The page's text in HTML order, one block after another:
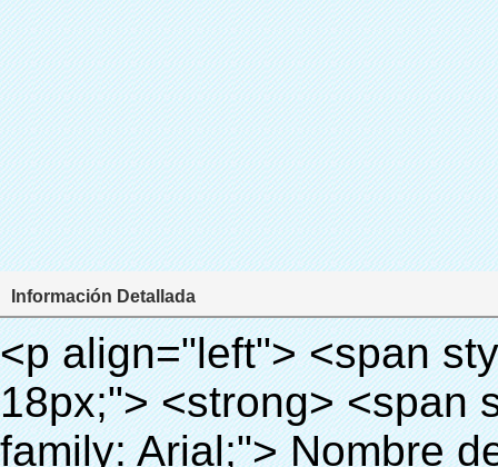
Información Detallada
<p align="left"> <span style="line-height: 27px; font-size: 18px;"> <strong> <span style="line-height: 27px; font-family: Arial;"> Nombre del producto: automático máquina de la cubierta </span> </strong> </span> </p> <p align="left"> <span style="line-height: 27px; font-size: 18px;"> <strong> </strong> <strong> </strong> <strong> </strong> <strong> </strong> <strong> </strong> <strong> </strong> <strong> </strong> <strong> </strong> <strong> <span style="line-height: 27px; font-family: Arial;"> Modelo no.: XT-46C </span> </strong> </span> </p> <p align="left">&nbsp;</p> <div id="ali-anchor-AliPostDhMb-hg729" style="padding-top: 8px;" data-section="AliPostDhMb-hg729" data-section-title="Product Uses"> <div id="ali-title-AliPostDhMb-hg729" style="padding: 8px 0px; border-bottom-style: solid;"> <span style="background-color: #ddd; color: #333; font-weight: bold; padding: 8px 10px; line-height: 12px;"> Producto utiliza </span> </div> <div style="padding: 10px 0px;"> <p>&nbsp;<img src="http://i03.i.aliimg.com/simg/single/icon/placeholder_100x100.png" data-src="http://g01.s.alicdn.com/kf/HTB1v.cvIXXXXXaaXpXXq6xXFXXXJ/200852200/HTB1v.cvIXXXXXaaXpXXq6xXFXXXJ.jpg" data-alt="Automático de la cubierta del zapato de la máquina" width="700" ori-width="800" ori-height="970" /> <noscript><img src="http://g01.s.alicdn.com/kf/HTB1v.cvIXXXXXaaXpXXq6xXFXXXJ/200852200/HTB1v.cvIXXXXXaaXpXXq6xXFXXXJ.jpg" alt="Automático de la cubierta del zapato de la máquina" width="700" ori-width="800" ori-height="970"></noscript> <img src="http://i03.i.aliimg.com/simg/single/icon/placeholder_100x100.png" data-src="http://g04.s.alicdn.com/kf/HTB1AmpcHVXXXXXqXXXXq6xXFXXX3/200852200/HTB1AmpcHVXXXXXqXXXXq6xXFXXX3.jpg" data-alt="Automático de la cubierta del zapato de la máquina" width="700" ori-width="590" ori-height="588" /> <noscript><img src="http://g04.s.alicdn.com/kf/HTB1AmpcHVXXXXXqXXXXq6xXFXXX3/200852200/HTB1AmpcHVXXXXXqXXXXq6xXFXXX3.jpg" alt="Automático de la cubierta del zapato de la máquina" width="700" ori-width="590" ori-height="588"></noscript> </p> <p>&nbsp;</p> </div> </div> <div id="ali-anchor-AliPostDhMb-g01as" style="padding-top: 8px;" data-section="AliPostDhMb-g01as" data-section-title="Technology"> <div id="ali-title-AliPostDhMb-g01as" style="padding: 8px 0px; border-bottom-style: solid;"> <span style="background-color: #ddd; color: #333; font-weight: bold; padding: 8px 10px; line-height: 12px;"> Tecnología </span> </div> <div style="padding: 10px 0px;"> <p>&nbsp; <span style="line-height: 21px; font-size: 14px;"> <span style="line-height: normal; font-family: Arial;"> Esta máquina de la cubierta automática utiliza el principio de que <span style="line-height: 21px; color: #0000ff;"> <strong> <span style="line-height: 21px; color: #99cc00;"> <em> T </em> </span> </strong> </span> </span> <strong> <span style="line-height: 21px; color: #99cc00;"> <em> <span style="line-height: normal; font-family: Arial;"> Hermo film retráctil se reducirá en </span> </em> </span> </strong> </span> </p> <p> <span style="line-height: 21px; font-size: 14px;"> <strong> <em> <span style="line-height: normal; font-family: Arial; color: #99cc00;"> Temperatura adecuada </span> </em> </strong> <span style="line-height: normal; font-family: Arial;"> <strong> <em> <span style="line-height: 21px; color: #99cc00;"> . </span> </em> </strong> Tecnología diferente de otros cubierta del zapato </span> <span style="line-height: normal; font-family: Arial;"> Máquina </span> <span style="line-height: normal; font-family: Arial;"> . </span> </span> </p> <p> <span style="line-height: 21px; font-size: 14px;"> <span style="line-height: normal; font-family: Arial;"> Puede <span style="line-height: 21px; color: #0000ff;"> </span> </span> <em> <span style="line-height: normal; font-weight: bold; font-family: Arial; color: #99cc00;"> Automáticamente </span> </em> <span style="line-height: normal; font-family: Arial;"> <em> <span style="line-height: 21px; color: #99cc00;"> </span> </em> Salidas y corta la película de PVC y </span> <em> <span